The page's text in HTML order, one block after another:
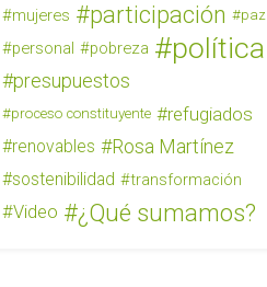
mujeres participación paz
personal pobreza política
presupuestos
proceso constituyente refugiados
renovables Rosa Martínez
sostenibilidad transformación
Video ¿Qué sumamos?